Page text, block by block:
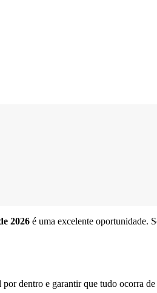
2026 é uma excelente oportunidade.
dentro e garantir que tudo ocorra